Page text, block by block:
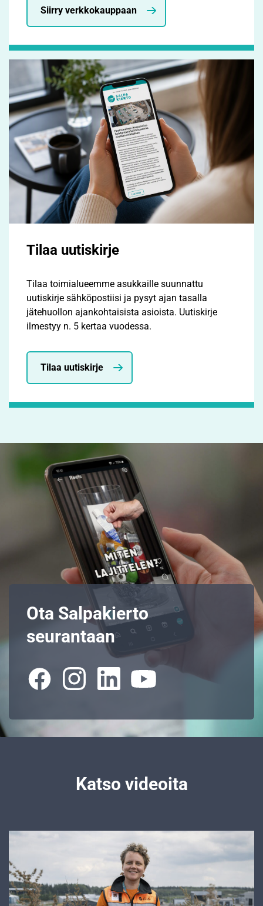
Siirry verkkokauppaan
Tilaa uutiskirje
Tilaa toimialueemme asukkaille suunnattu
uutiskirje sähköpostiisi ja pysyt ajan tasalla
jätehuollon ajankohtaisista asioista. Uutiskirje
ilmestyy n. 5 kertaa vuodessa.
Tilaa uutiskirje
Ota Salpakierto
seurantaan
Katso videoita